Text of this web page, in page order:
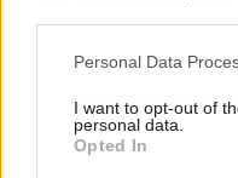
Personal Data
I want to opt-out of
personal data.
Opted In
Resumen de datos